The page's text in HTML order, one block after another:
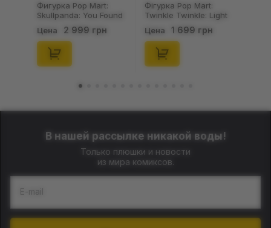
Фигурка Pop Mart:
Skullpanda: You Found
Me!: Plush Doll Pendant
Series (Blind Box: 1 з
10) (Secret Edition),
(29347)
Цена 2 999 грн
Фігурка Pop Mart:
Twinkle Twinkle: Light
Up: Scene Sets Series
(Blind Box: 1 з 10)
(Secret Edition),
(21372)
Цена 1 699 грн
В нашей рассылке никакой воды!
Только плюшки и новости
из мира комиксов.
E-mail